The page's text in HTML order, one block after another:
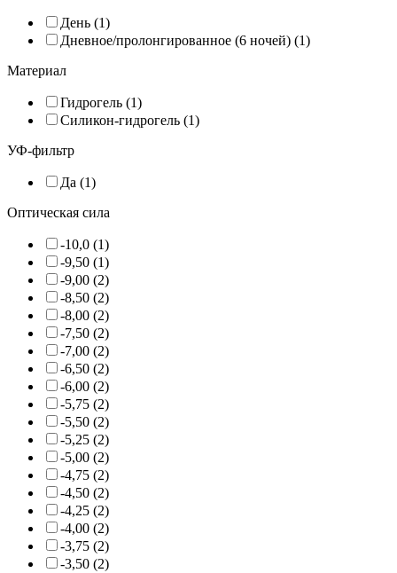
День (1)
Дневное/пролонгированное (6 ночей) (1)
Материал
Гидрогель (1)
Силикон-гидрогель (1)
УФ-фильтр
Да (1)
Оптическая сила
-10,0 (1)
-9,50 (1)
-9,00 (2)
-8,50 (2)
-8,00 (2)
-7,50 (2)
-7,00 (2)
-6,50 (2)
-6,00 (2)
-5,75 (2)
-5,50 (2)
-5,25 (2)
-5,00 (2)
-4,75 (2)
-4,50 (2)
-4,25 (2)
-4,00 (2)
-3,75 (2)
-3,50 (2)